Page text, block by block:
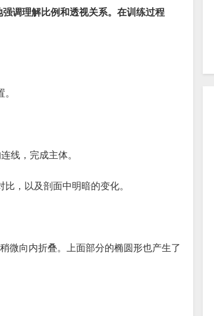
调理解比例和透视关系。在训练过程
线，完成主体。
，以及剖面中明暗的变化。
微向内折叠。上面部分的椭圆形也产生了